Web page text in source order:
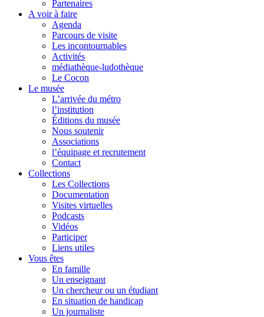
Partenaires
A voir à faire
Agenda
Parcours de visite
Les incontournables
Activités
médiathèque-ludothèque
Le Cocon
Le musée
L’arrivée du métro
l’institution
Éditions du musée
Nous soutenir
Associations
l’équipage et recrutement
Contact
Collections
Les Collections
Documentation
Visites virtuelles
Podcasts
Vidéos
Participer
Liens utiles
Vous êtes
En famille
Un enseignant
Un chercheur ou un étudiant
En situation de handicap
Un journaliste